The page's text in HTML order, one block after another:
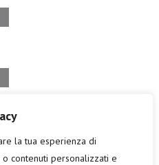
la tua esperienza di
contenuti personalizzati e